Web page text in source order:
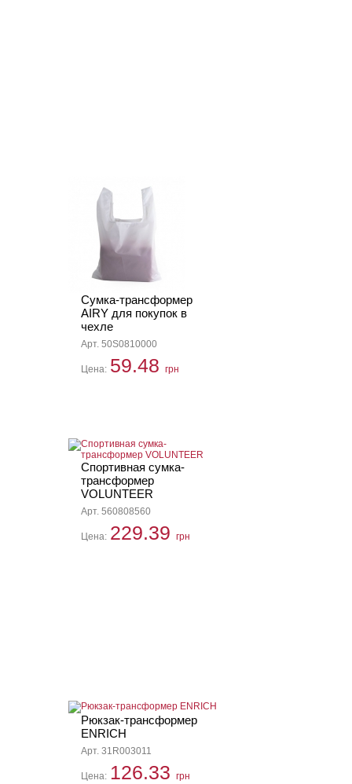
Сумка-трансформер
AIRY для покупок в
чехле
Арт. 50S0810000
Цена: 59.48 грн
Спортивная сумка-
трансформер
VOLUNTEER
Арт. 560808560
Цена: 229.39 грн
Рюкзак-трансформер
ENRICH
Арт. 31R003011
Цена: 126.33 грн